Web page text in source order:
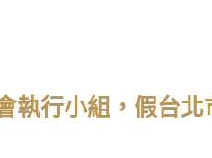
執行小組，假台